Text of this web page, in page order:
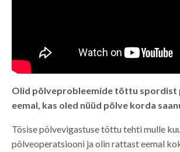
Olid põlveprobleemide tõttu spordist
eemal, kas oled nüüd põlve korda
Tõsise põlvevigastuse tõttu tehti mulle
põlveoperatsiooni ja olin rattast eemal